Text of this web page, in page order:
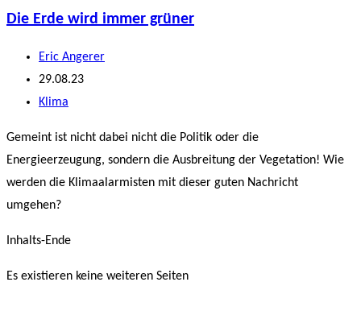
Die Erde wird immer grüner
Beitrags-
Autor:
Eric Angerer
Beitrag
veröffentlicht:
29.08.23
Beitrags-
Klima
Gemeint ist nicht dabei nicht die Politik oder die
Energieerzeugung, sondern die Ausbreitung der Vegetation! Wie
werden die Klimaalarmisten mit dieser guten Nachricht
umgehen?
Inhalts-Ende
Es existieren keine weiteren Seiten